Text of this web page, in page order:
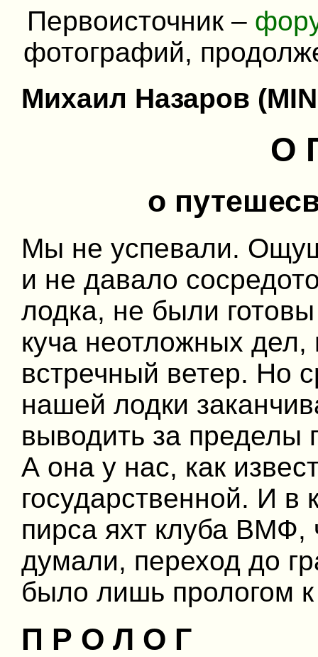
Первоисточник –
фотографий,
Михаил Назаров
О
о
Мы не успевали.
и не давало
лодка, не были
куча неотложных дел,
встречный ветер. Но
нашей лодки
выводить за пределы
А она у нас, как
государственной. И
пирса яхт клуба ВМФ,
думали, переход до
было лишь прологом к
П Р О Л О Г